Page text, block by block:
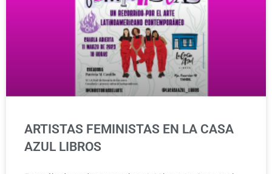
ARTISTAS FEMINISTAS EN LA CASA
AZUL LIBROS